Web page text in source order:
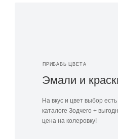
ПРИБАВЬ ЦВЕТА
Эмали и
На вкус и цвет выбор есть
каталоге Зодчего +
цена на колеровку!